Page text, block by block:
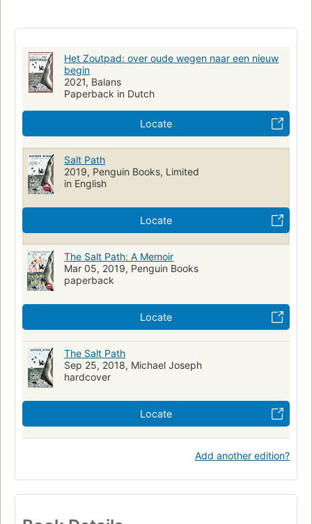
Het Zoutpad: over oude wegen naar een nieuw
begin
2021, Balans
Paperback in Dutch
Locate
Salt Path
2019, Penguin Books, Limited
in English
Locate
The Salt Path: A Memoir
Mar 05, 2019, Penguin Books
paperback
Locate
The Salt Path
Sep 25, 2018, Michael Joseph
hardcover
Locate
Add another edition?